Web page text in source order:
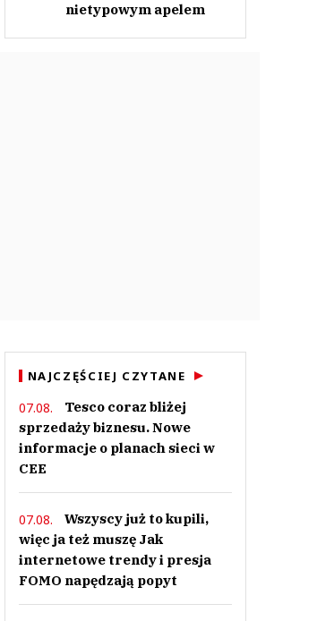
nietypowym apelem
NAJCZĘŚCIEJ CZYTANE
07.08.
Tesco coraz bliżej
sprzedaży biznesu. Nowe
informacje o planach sieci w
CEE
07.08.
Wszyscy już to kupili,
więc ja też muszę Jak
internetowe trendy i presja
FOMO napędzają popyt